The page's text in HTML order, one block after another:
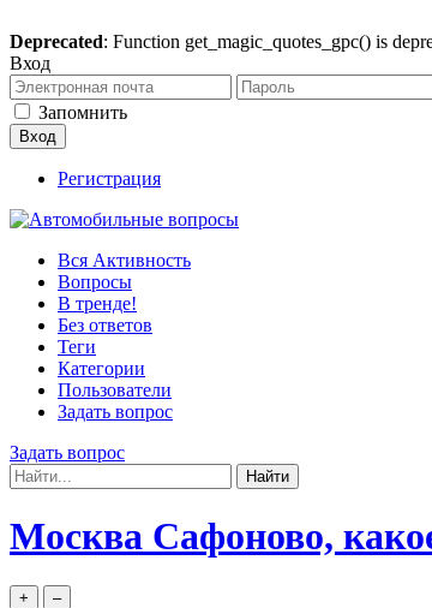
Deprecated: Function get_magic_quotes_gpc() is
Вход
Запомнить
Регистрация
Вся Активность
Вопросы
В тренде!
Без ответов
Теги
Категории
Пользователи
Задать вопрос
Задать вопрос
Москва Сафоново,